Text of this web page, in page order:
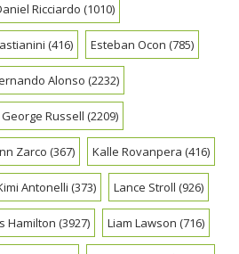
Ricciardo (1010)
(416) Esteban Ocon (785)
Alonso (2232)
George Russell (2209)
Zarco (367) Kalle Rovanpera (416)
Antonelli (373) Lance Stroll (926)
Hamilton (3927) Liam Lawson (716)